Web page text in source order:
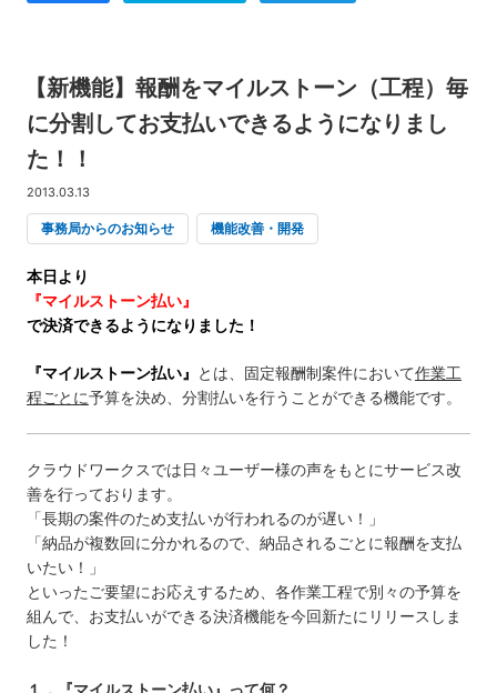
【新機能】報酬をマイルストーン（工程）毎
に分割してお支払いできるようになりまし
た！！
2013.03.13
事務局からのお知らせ 機能改善・開発
本日より
『マイルストーン払い』
で決済できるようになりました！
『マイルストーン払い』 とは、固定報酬制案件において作業工
程ごとに予算を決め、分割払いを行うことができる機能です。
クラウドワークスでは日々ユーザー様の声をもとにサービス改
善を行っております。
「長期の案件のため支払いが行われるのが遅い！」
「納品が複数回に分かれるので、納品されるごとに報酬を支払
いたい！」
といったご要望にお応えするため、各作業工程で別々の予算を
組んで、お支払いができる決済機能を今回新たにリリースしま
した！